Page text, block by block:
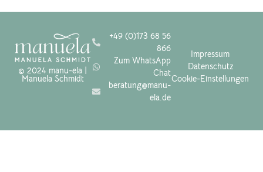
Impressum
Datenschutz
Cookie-Einstellungen
© 2024 manu-ela |
Manuela Schmidt
+49 (0)173 68 56
866
Zum WhatsApp
Chat
beratung@manu-
ela.de